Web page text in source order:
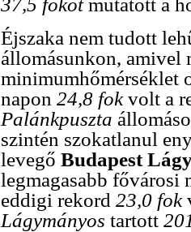
Éjszaka nem tudott
állomásunkon, amivel
minimumhőmérséklet
napon 24,8 fokvolt a
Palánkpuszta
szintén szokatlanul
levegő Budapest
legmagasabb fővárosi
eddigi rekord 23,0 fok
Lágymányos tartott